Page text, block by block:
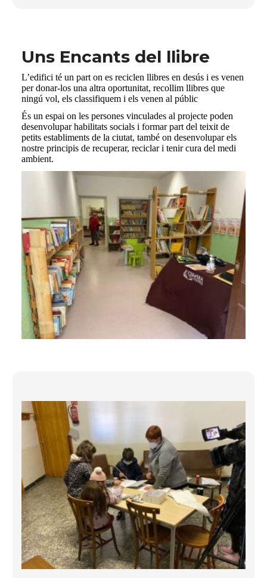
Uns Encants del llibre
L’edifici té un part on es reciclen llibres en desús i es venen
per donar-los una altra oportunitat, recollim llibres que
ningú vol, els classifiquem i els venen al públic
És un espai on les persones vinculades al projecte poden
desenvolupar habilitats socials i formar part del teixit de
petits establiments de la ciutat, també on desenvolupar els
nostre principis de recuperar, reciclar i tenir cura del medi
ambient.